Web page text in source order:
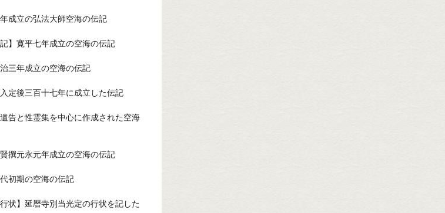
成立の弘法大師空海の伝記
】寛平七年成立の空海の伝記
三年成立の空海の伝記
定後三百十七年に成立した伝記
告と性霊集を中心に作成された空海
撰元永元年成立の空海の伝記
初期の空海の伝記
状】延暦寺別当光定の行状を記した